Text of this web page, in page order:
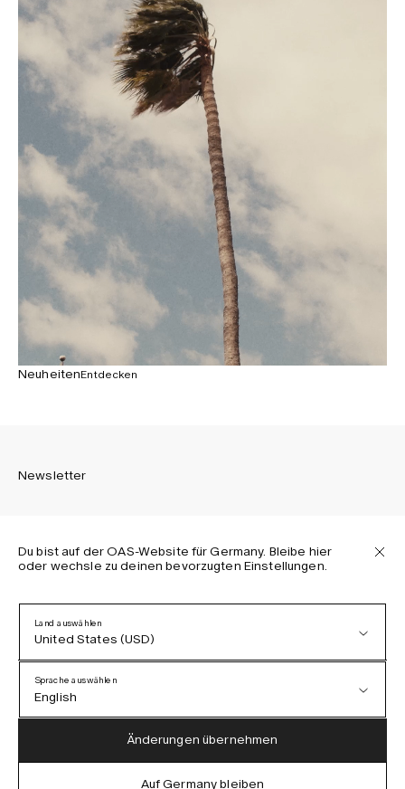
NeuheitenEntdecken
Newsletter
Melden Sie sich an, um die neuesten Informationen über
Datenschutzerklärung
AGB
Barrierefreiheit
Cookie-Richtlinie
Du bist auf der OAS-Website für Germany. Bleibe hier
oder wechsle zu deinen bevorzugten Einstellungen.
Land auswählen
United States (USD)
Austria (EUR)
Sprache auswählen
English
German
Änderungen übernehmen
Auf Germany bleiben